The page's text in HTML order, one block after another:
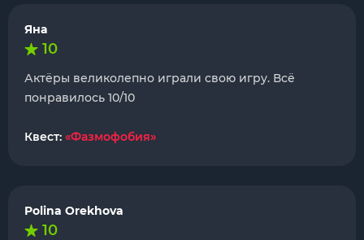
Яна
10
Актёры великолепно играли свою игру. Всё
понравилось 10/10
Квест: «Фазмофобия»
Polina Orekhova
10